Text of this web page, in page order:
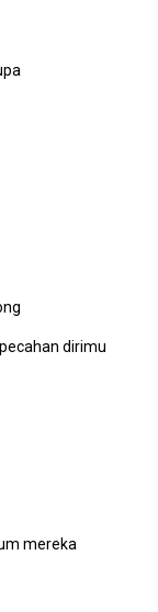
dirimu
mereka